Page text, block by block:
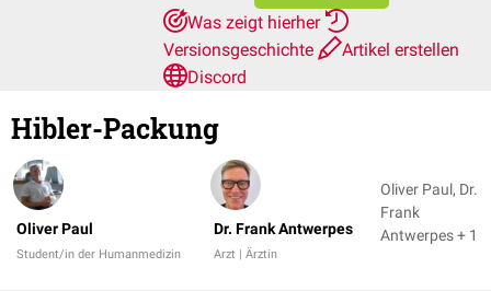
Was zeigt hierher
Versionsgeschichte
Artikel erstellen
Discord
Hibler-Packung
Oliver Paul
Student/in der Humanmedizin
Dr. Frank Antwerpes
Arzt | Ärztin
Oliver Paul, Dr.
Frank
Antwerpes + 1